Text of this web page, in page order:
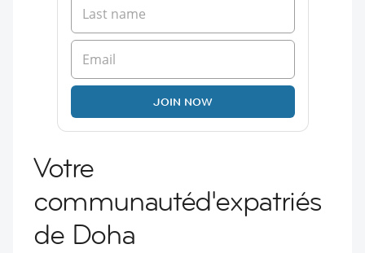
JOIN NOW
Votre
communautéd'expatriés
de Doha